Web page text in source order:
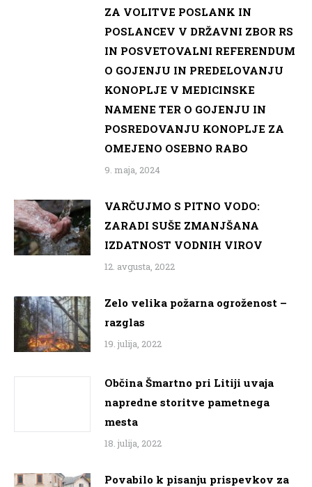
ZA VOLITVE POSLANK IN
POSLANCEV V DRŽAVNI ZBOR RS
IN POSVETOVALNI REFERENDUM
O GOJENJU IN PREDELOVANJU
KONOPLJE V MEDICINSKE
NAMENE TER O GOJENJU IN
POSREDOVANJU KONOPLJE ZA
OMEJENO OSEBNO RABO
9. maja, 2024
VARČUJMO S PITNO VODO:
ZARADI SUŠE ZMANJŠANA
IZDATNOST VODNIH VIROV
12. avgusta, 2022
Zelo velika požarna ogroženost –
razglas
19. julija, 2022
Občina Šmartno pri Litiji uvaja
napredne storitve pametnega
mesta
18. julija, 2022
Povabilo k pisanju prispevkov za